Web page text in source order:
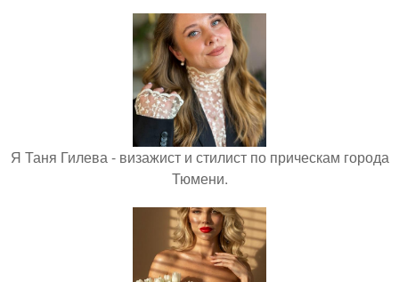
Я Таня Гилева - визажист и стилист по прическам города
Тюмени.